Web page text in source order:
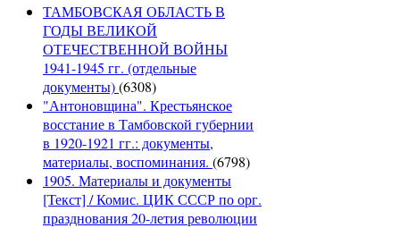
ТАМБОВСКАЯ ОБЛАСТЬ В
ГОДЫ ВЕЛИКОЙ
ОТЕЧЕСТВЕННОЙ ВОЙНЫ
1941-1945 гг. (отдельные
документы)(6308)
"Антоновщина". Крестьянское
восстание в Тамбовской губернии
в 1920-1921 гг.: документы,
материалы, воспоминания. (6798)
1905. Материалы и документы
[Текст] / Комис. ЦИК СССР по орг.
празднования 20-летия революции